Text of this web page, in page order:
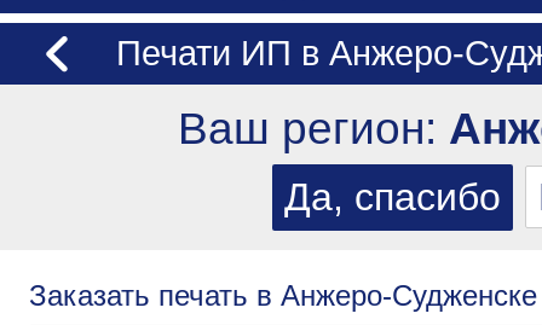
Печати ИП в Анжеро-
Ваш регион:
Заказать печать в Анжеро-